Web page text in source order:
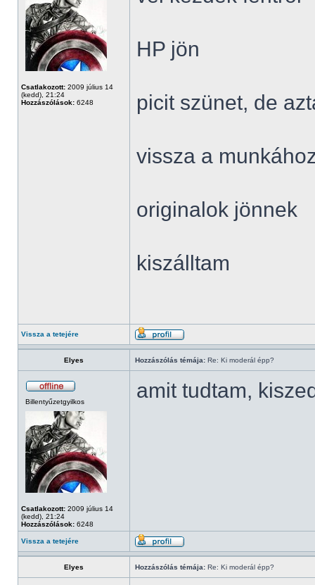
Csatlakozott: 2009 július 14
(kedd), 21:24
Hozzászólások: 6248
HP jön
picit szünet, de
vissza a
originalok jönnek
kiszálltam
Vissza a tetejére
Elyes Hozzászólás témája: Re: Ki moderál épp?
Billentyűzetgyilkos
Csatlakozott: 2009 július 14
(kedd), 21:24
Hozzászólások: 6248
amit tudtam,
Vissza a tetejére
Elyes Hozzászólás témája: Re: Ki moderál épp?